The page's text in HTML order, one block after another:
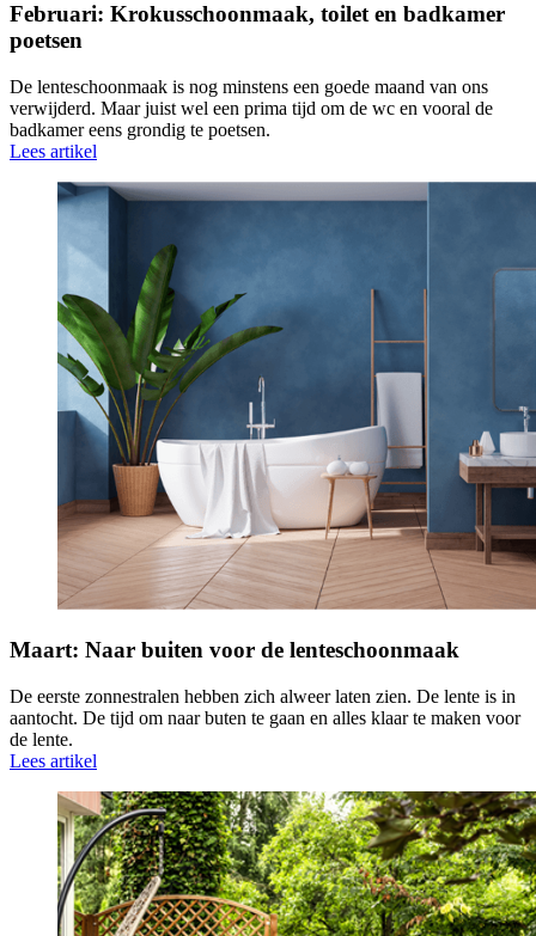
Februari: Krokusschoonmaak, toilet en badkamer
poetsen
De lenteschoonmaak is nog minstens een goede maand van ons
verwijderd. Maar juist wel een prima tijd om de wc en vooral de
badkamer eens grondig te poetsen.
Lees artikel
Maart: Naar buiten voor de lenteschoonmaak
De eerste zonnestralen hebben zich alweer laten zien. De lente is in
aantocht. De tijd om naar buten te gaan en alles klaar te maken voor
de lente.
Lees artikel